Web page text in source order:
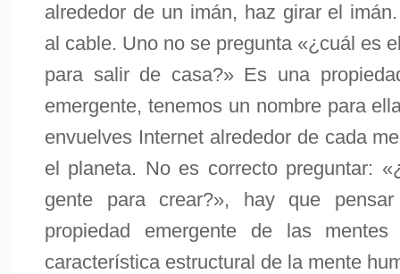
alrededor de un imán, haz girar el
al cable. Uno no se pregunta «¿cuál es
para salir de casa?» Es una
emergente, tenemos un nombre para
envuelves Internet alrededor de cada
el planeta. No es correcto preguntar:
gente para crear?», hay que
propiedad emergente de las
característica estructural de la mente